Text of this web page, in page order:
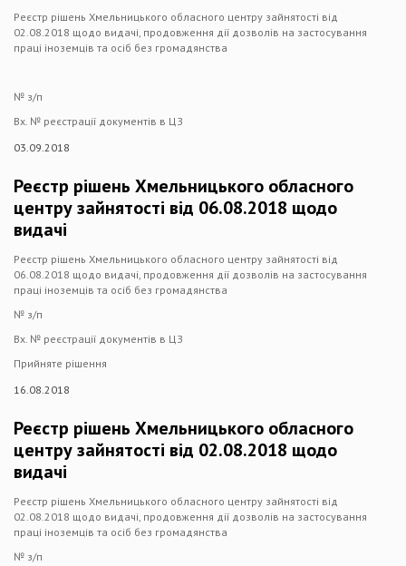
Реєстр рішень Хмельницького обласного центру зайнятості від
02.08.2018 щодо видачі, продовження дії дозволів на застосування
праці іноземців та осіб без громадянства
№ з/п
Вх. № реєстрації документів в ЦЗ
03.09.2018
Реєстр рішень Хмельницького обласного
центру зайнятості від 06.08.2018 щодо
видачі
Реєстр рішень Хмельницького обласного центру зайнятості від
06.08.2018 щодо видачі, продовження дії дозволів на застосування
праці іноземців та осіб без громадянства
№ з/п
Вх. № реєстрації документів в ЦЗ
Прийняте рішення
16.08.2018
Реєстр рішень Хмельницького обласного
центру зайнятості від 02.08.2018 щодо
видачі
Реєстр рішень Хмельницького обласного центру зайнятості від
02.08.2018 щодо видачі, продовження дії дозволів на застосування
праці іноземців та осіб без громадянства
№ з/п